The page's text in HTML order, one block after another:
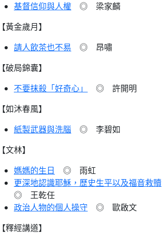
基督信仰與人權 ◎ 梁家麟
【黃金歲月】
請人飲茶也不易 ◎ 昂嘯
【破局錦囊】
不要抹殺「好奇心」
◎ 許開明
【如沐春風】
紙製武器與洗腦 ◎ 李碧如
【文林】
媽媽的生日 ◎ 雨虹
更深地認識耶穌，歷史生平以及福音救贖
◎ 王乾任
政治人物的個人操守 ◎ 歐啟文
【釋經講道】